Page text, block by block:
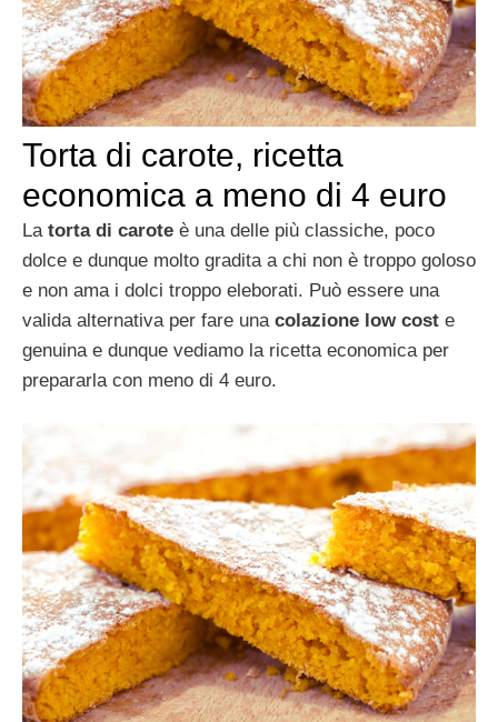
Torta di carote, ricetta
economica a meno di 4 euro
La torta di carote è una delle più classiche, poco
dolce e dunque molto gradita a chi non è troppo goloso
e non ama i dolci troppo eleborati. Può essere una
valida alternativa per fare una colazione low cost e
genuina e dunque vediamo la ricetta economica per
prepararla con meno di 4 euro.